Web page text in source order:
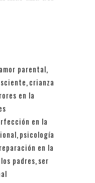
amor parental,
,crianza
en la
en la
,psicología
reparación en la
padres,ser